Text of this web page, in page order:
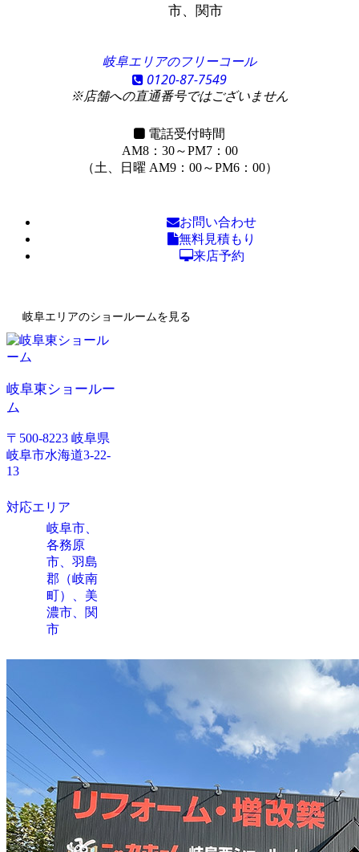
市、関市
岐阜エリアのフリーコール
0120-87-7549
※店舗への直通番号ではございません
電話受付時間
AM8：30～PM7：00
（土、日曜 AM9：00～PM6：00）
お問い合わせ
無料見積もり
来店予約
岐阜エリアのショールームを見る
岐阜東ショールー
ム
〒500-8223 岐阜県
岐阜市水海道3-22-
13
対応エリア
岐阜市、
各務原
市、羽島
郡（岐南
町）、美
濃市、関
市